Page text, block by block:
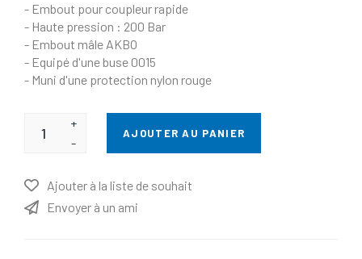
- Embout pour coupleur rapide
- Haute pression : 200 Bar
- Embout mâle AKBO
- Equipé d'une buse 0015
- Muni d'une protection nylon rouge
+
-
AJOUTER AU PANIER
Ajouter à la liste de souhait
Envoyer à un ami